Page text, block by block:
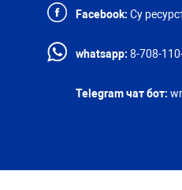
Facebook: Су
whatsapp: 8-708-
Telegram чат бот: